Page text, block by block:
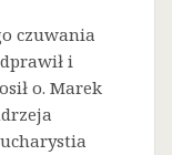
czuwania
i
o. Marek